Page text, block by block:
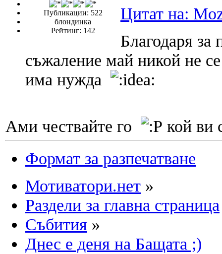
Публикации: 522
блондинка
Рейтинг: 142
Цитат на:
Благодаря за
съжаление май никой не
има нужда
Ами чествайте го
кой ви
Формат за разпечатване
Мотиватори.нет »
Раздели за главна страница
Събития »
Днес е деня на Бащата ;)